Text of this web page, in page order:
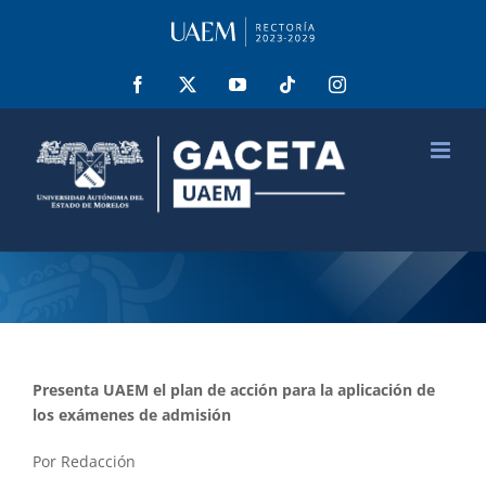
Facebook YouTube Tiktok Instagram
Presenta UAEM el plan de acción para la aplicación de
los exámenes de admisión
Por Redacción